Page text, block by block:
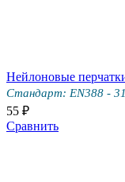
Нейлоновые
Стандарт: EN388 -
55 ₽
Сравнить